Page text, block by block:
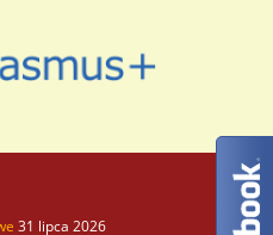
6 ..
31 lipca 2026